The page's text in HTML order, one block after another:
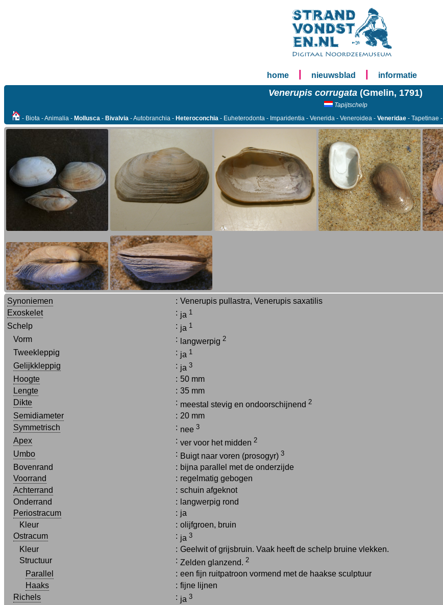
home nieuwsblad informatie
Venerupis corrugata (Gmelin, 1791)
Tapijtschelp
- Biota - Animalia - Mollusca - Bivalvia - Autobranchia - Heteroconchia - Euheterodonta - Imparidentia - Venerida - Veneroidea - Veneridae - Tapetinae -
Synoniemen : Venerupis pullastra, Venerupis saxatilis
Exoskelet
: ja 1
Schelp : ja 1
Vorm : langwerpig 2
Tweekleppig : ja 1
Gelijkkleppig : ja 3
Hoogte : 50 mm
Lengte
: 35 mm
Dikte
: meestal stevig en ondoorschijnend 2
Semidiameter : 20 mm
Symmetrisch
: nee 3
Apex : ver voor het midden 2
Umbo : Buigt naar voren (prosogyr) 3
Bovenrand : bijna parallel met de onderzijde
Voorrand
: regelmatig gebogen
Achterrand
: schuin afgeknot
Onderrand
: langwerpig rond
Periostracum
: ja
Kleur
: olijfgroen, bruin
Ostracum
: ja 3
Kleur : Geelwit of grijsbruin. Vaak heeft de schelp bruine vlekken.
Structuur
: Zelden glanzend. 2
Parallel : een fijn ruitpatroon vormend met de haakse sculptuur
Haaks
: fijne lijnen
Richels
: ja 3